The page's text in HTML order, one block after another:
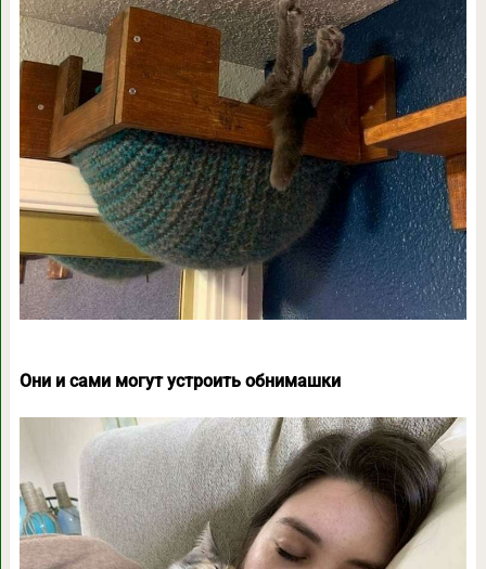
Они и сами могут устроить обнимашки